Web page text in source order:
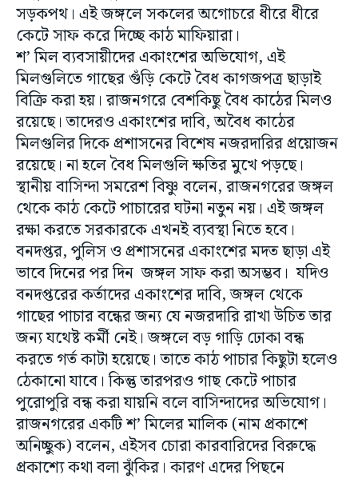
সড়কপথ। এই জঙ্গলে সকলের অগোচরে ধীরে ধীরে
কেটে সাফ করে দিচ্ছে কাঠ মাফিয়ারা।
শ’ মিল ব্যবসায়ীদের একাংশের অভিযোগ, এই
মিলগুলিতে গাছের গুঁড়ি কেটে বৈধ কাগজপত্র ছাড়াই
বিক্রি করা হয়। রাজনগরে বেশকিছু বৈধ কাঠের মিলও
রয়েছে। তাদেরও একাংশের দাবি, অবৈধ কাঠের
মিলগুলির দিকে প্রশাসনের বিশেষ নজরদারির প্রয়োজন
রয়েছে। না হলে বৈধ মিলগুলি ক্ষতির মুখে পড়ছে।
স্থানীয় বাসিন্দা সমরেশ বিষ্ণু বলেন, রাজনগরের জঙ্গল
থেকে কাঠ কেটে পাচারের ঘটনা নতুন নয়। এই জঙ্গল
রক্ষা করতে সরকারকে এখনই ব্যবস্থা নিতে হবে।
বনদপ্তর, পুলিস ও প্রশাসনের একাংশের মদত ছাড়া এই
ভাবে দিনের পর দিন জঙ্গল সাফ করা অসম্ভব। যদিও
বনদপ্তরের কর্তাদের একাংশের দাবি, জঙ্গল থেকে
গাছের পাচার বন্ধের জন্য যে নজরদারি রাখা উচিত তার
জন্য যথেষ্ট কর্মী নেই। জঙ্গলে বড় গাড়ি ঢোকা বন্ধ
করতে গর্ত কাটা হয়েছে। তাতে কাঠ পাচার কিছুটা হলেও
ঠেকানো যাবে। কিন্তু তারপরও গাছ কেটে পাচার
পুরোপুরি বন্ধ করা যায়নি বলে বাসিন্দাদের অভিযোগ।
রাজনগরের একটি শ’ মিলের মালিক (নাম প্রকাশে
অনিচ্ছুক) বলেন, এইসব চোরা কারবারিদের বিরুদ্ধে
প্রকাশ্যে কথা বলা ঝুঁকির। কারণ এদের পিছনে